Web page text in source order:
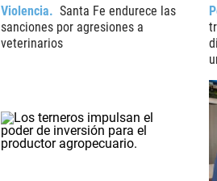
Violencia
Santa Fe endurece las
sanciones por agresiones a
veterinarios